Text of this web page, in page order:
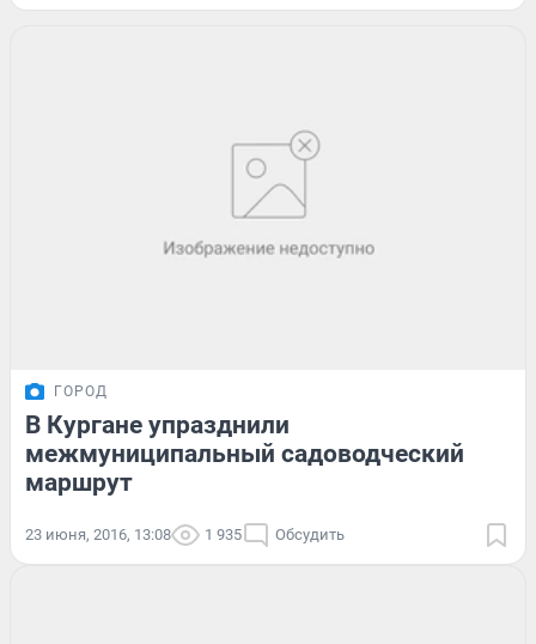
ГОРОД
В Кургане упразднили
межмуниципальный садоводческий
маршрут
23 июня, 2016, 13:08 1 935 Обсудить